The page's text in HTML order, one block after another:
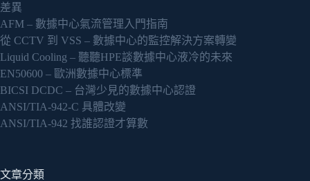
差異
AFM – 數據中心氣流管理入門指南
從 CCTV 到 VSS – 數據中心的監控解決方案轉變
Liquid Cooling – 聽聽HPE談數據中心液冷的未來
EN50600 – 歐洲數據中心標準
BICSI DCDC – 台灣少見的數據中心認證
ANSI/TIA-942-C 具體改變
ANSI/TIA-942 找誰認證才算數
文章分類